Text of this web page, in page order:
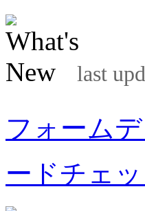
last
フォーム
ードチェッ